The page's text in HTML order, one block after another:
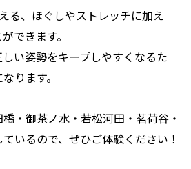
る、ほぐしやストレッチに加え
できます。
い姿勢をキープしやすくなるた
ります。
・御茶ノ水・若松河田・茗荷谷・
いるので、ぜひご体験ください！